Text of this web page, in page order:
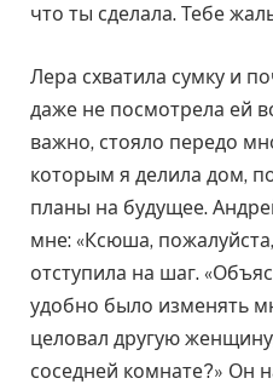
что ты сделала. Тебе
Лера схватила сумку и
даже не посмотрела ей
важно, стояло передо
которым я делила дом,
планы на будущее.
мне: «Ксюша,
отступила на шаг.
удобно было изменять
целовал другую
соседней комнате?» Он